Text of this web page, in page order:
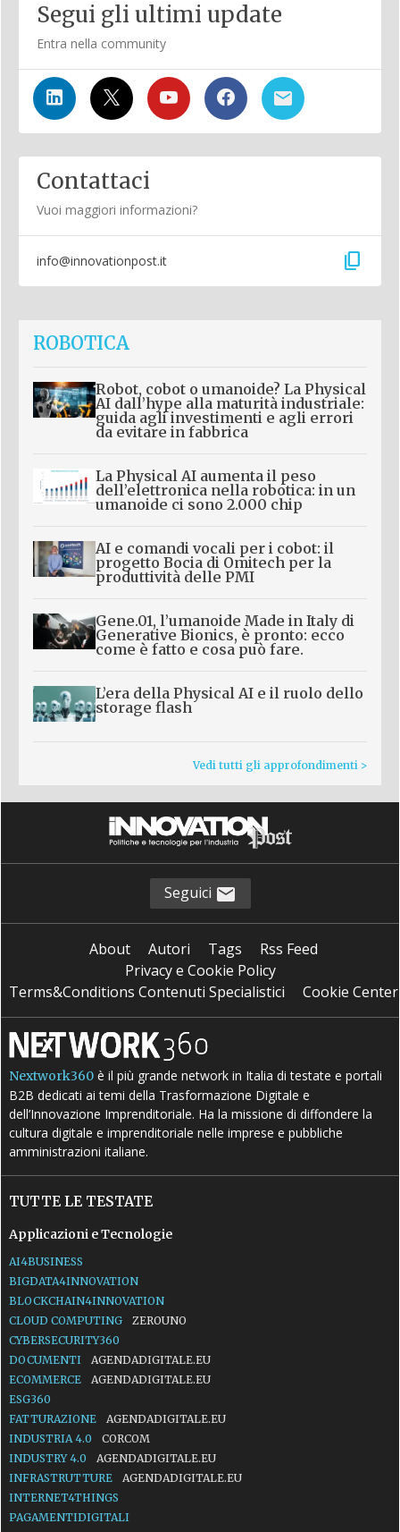
Segui gli ultimi update
Entra nella community
Contattaci
Vuoi maggiori informazioni?
info@innovationpost.it content_copy
ROBOTICA
Robot, cobot o umanoide? La Physical
AI dall’hype alla maturità industriale:
guida agli investimenti e agli errori
da evitare in fabbrica
La Physical AI aumenta il peso
dell’elettronica nella robotica: in un
umanoide ci sono 2.000 chip
AI e comandi vocali per i cobot: il
progetto Bocia di Omitech per la
produttività delle PMI
Gene.01, l’umanoide Made in Italy di
Generative Bionics, è pronto: ecco
come è fatto e cosa può fare.
L’era della Physical AI e il ruolo dello
storage flash
Vedi tutti gli approfondimenti >
Seguici
About Autori Tags
Rss Feed
Privacy e Cookie Policy
Terms&Conditions Contenuti Specialistici
Cookie Center
Nextwork360 è il più grande network in Italia di testate e portali
B2B dedicati ai temi della Trasformazione Digitale e
dell’Innovazione Imprenditoriale. Ha la missione di diffondere la
cultura digitale e imprenditoriale nelle imprese e pubbliche
amministrazioni italiane.
TUTTE LE TESTATE
Applicazioni e Tecnologie
AI4BUSINESS
BIGDATA4INNOVATION
BLOCKCHAIN4INNOVATION
CLOUD COMPUTING
ZEROUNO
CYBERSECURITY360
DOCUMENTI
AGENDADIGITALE.EU
ECOMMERCE
AGENDADIGITALE.EU
ESG360
FATTURAZIONE
AGENDADIGITALE.EU
INDUSTRIA 4.0
CORCOM
INDUSTRY 4.0
AGENDADIGITALE.EU
INFRASTRUTTURE
AGENDADIGITALE.EU
INTERNET4THINGS
PAGAMENTIDIGITALI